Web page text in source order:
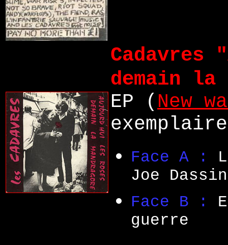
Cadavres "
demain la
EP (New
Face A :
Joe
Face B :
guerre